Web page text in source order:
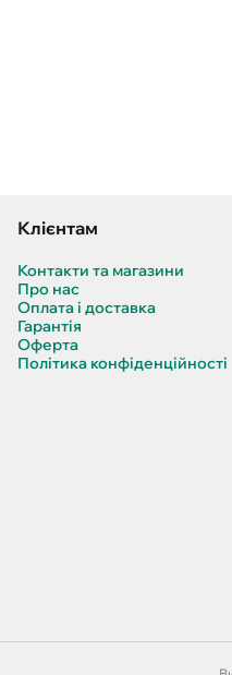
Клієнтам
Контакти та магазини
Про нас
Оплата і доставка
Гарантія
Оферта
Політика конфіденційності